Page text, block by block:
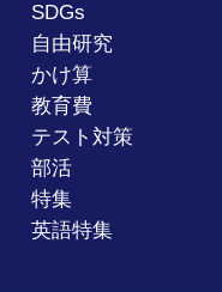
SDGs
自由研究
かけ算
教育費
テスト対策
部活
特集
英語特集